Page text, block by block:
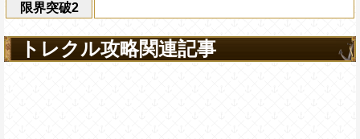
限界突破2
トレクル攻略関連記事